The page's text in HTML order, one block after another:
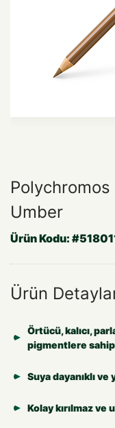
Umber
Ürün Kodu:
Ürün
Örtücü, kalıcı,
pigmentlere sahip
Suya dayanıklı ve
Kolay kırılmaz ve